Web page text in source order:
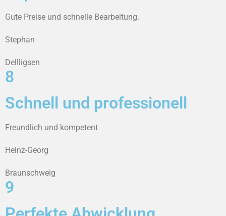
Gute Preise und schnelle Bearbeitung.
Stephan
Dellligsen
8
Schnell und professionell
Freundlich und kompetent
Heinz-Georg
Braunschweig
9